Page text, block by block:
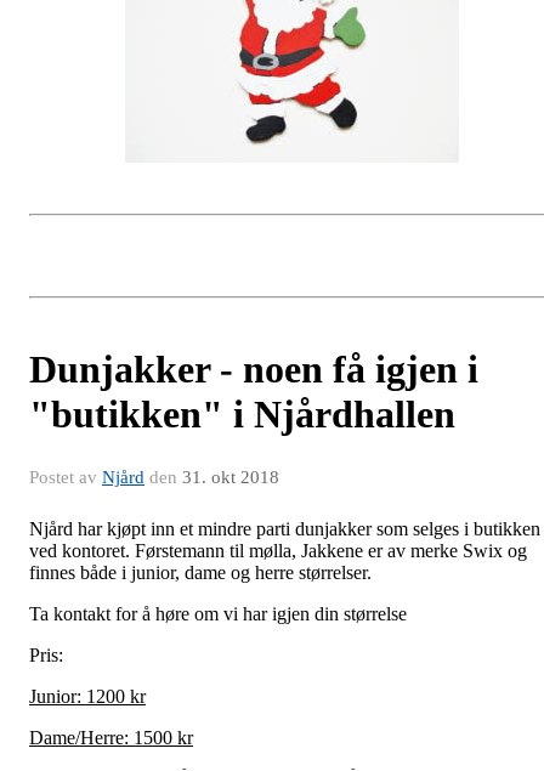
Dunjakker - noen få igjen i
"butikken" i Njårdhallen
Postet av Njård den 31. okt 2018
Njård har kjøpt inn et mindre parti dunjakker som selges i butikken
ved kontoret. Førstemann til mølla, Jakkene er av merke Swix og
finnes både i junior, dame og herre størrelser.
Ta kontakt for å høre om vi har igjen din størrelse
Pris:
Junior: 1200 kr
Dame/Herre: 1500 kr